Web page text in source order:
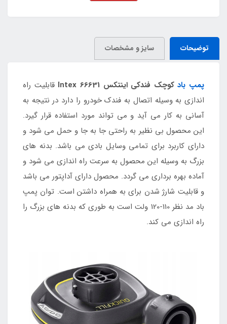
توضیحات سایز و مشخصات
پمپ بادکوچک فندکی اینتکس Intex 66631
قابلیت راه
اندازی به وسیله اتصال به فندک خودرو را دارد در نتیجه به
آسانی به کار می آید و می تواند مورد استفاده قرار گیرد.
این محصول بی نظیر به راحتی جا به جا و حمل می شود و
دارای کاربرد برای تمامی وسایل بادی می باشد. بدنه های
بزرگ به وسیله این محصول به سرعت راه اندازی می شود و
آماده بهره برداری می گردد. محصول دارای آداپتور می باشد
و قابلیت شارژ شدن برای به همراه داشتن است. توان پمپ
باد مد نظر 110-120 ولت است به طوری که بدنه های بزرگ را
راه اندازی می کند.